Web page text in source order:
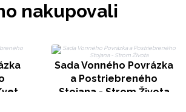
nakupovali
Sada Vonného Povrázka
a Postriebreného
Stojana - Strom Života